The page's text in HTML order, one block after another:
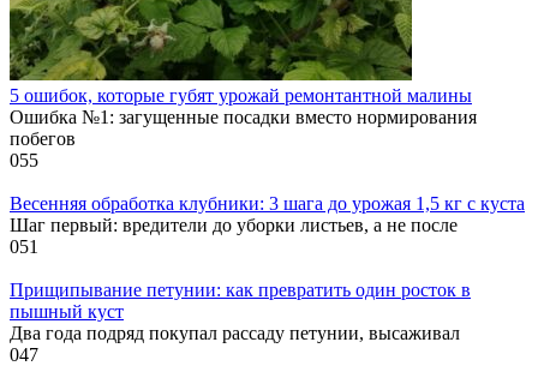
5 ошибок, которые губят урожай ремонтантной малины
Ошибка №1: загущенные посадки вместо нормирования
побегов
055
Весенняя обработка клубники: 3 шага до урожая 1,5 кг с куста
Шаг первый: вредители до уборки листьев, а не после
051
Прищипывание петунии: как превратить один росток в
пышный куст
Два года подряд покупал рассаду петунии, высаживал
047